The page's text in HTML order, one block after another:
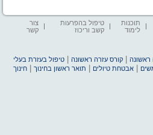
תוכנות
לימוד
טיפול בהפרעות
קשב וריכוז
צור
קשר
ראשונה |קורס עזרה ראשונה |טיפול בעזרת בעלי
|אבטחת טיולים תואר ראשון בחינוך |חינוך